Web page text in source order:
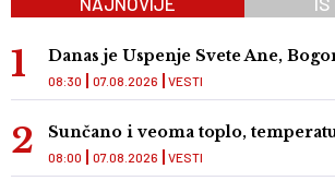
Danas je Uspenje Svete Ane,
VESTI
08:30 07.08.2026
Sunčano i veoma toplo,
VESTI
08:00 07.08.2026